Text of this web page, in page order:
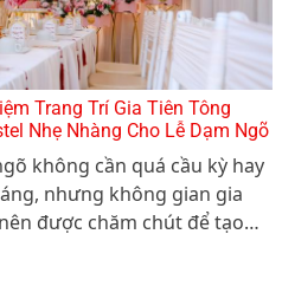
Trang Trí Gia Tiên Tông
Nhẹ Nhàng Cho Lễ Dạm Ngõ
không cần quá cầu kỳ hay
nhưng không gian gia
được chăm chút để tạo